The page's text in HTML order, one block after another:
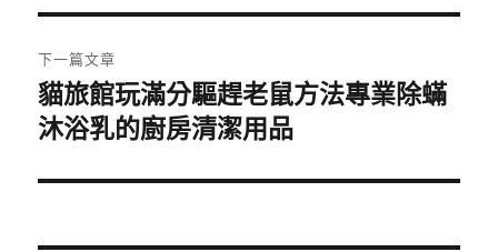
覽
文
章:
下一篇文章
下
一
文
貓旅館玩滿分驅趕老鼠方法專業除蟎
沐浴乳的廚房清潔用品